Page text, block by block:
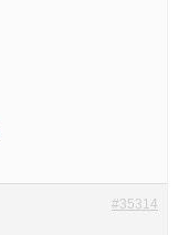
#35314